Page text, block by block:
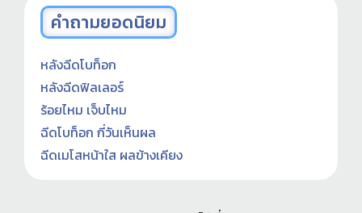
คำถามยอดนิยม
หลังฉีดโบท็อก
หลังฉีดฟิลเลอร์
ร้อยไหม เจ็บไหม
ฉีดโบท็อก กี่วันเห็นผล
ฉีดเมโสหน้าใส ผลข้างเคียง